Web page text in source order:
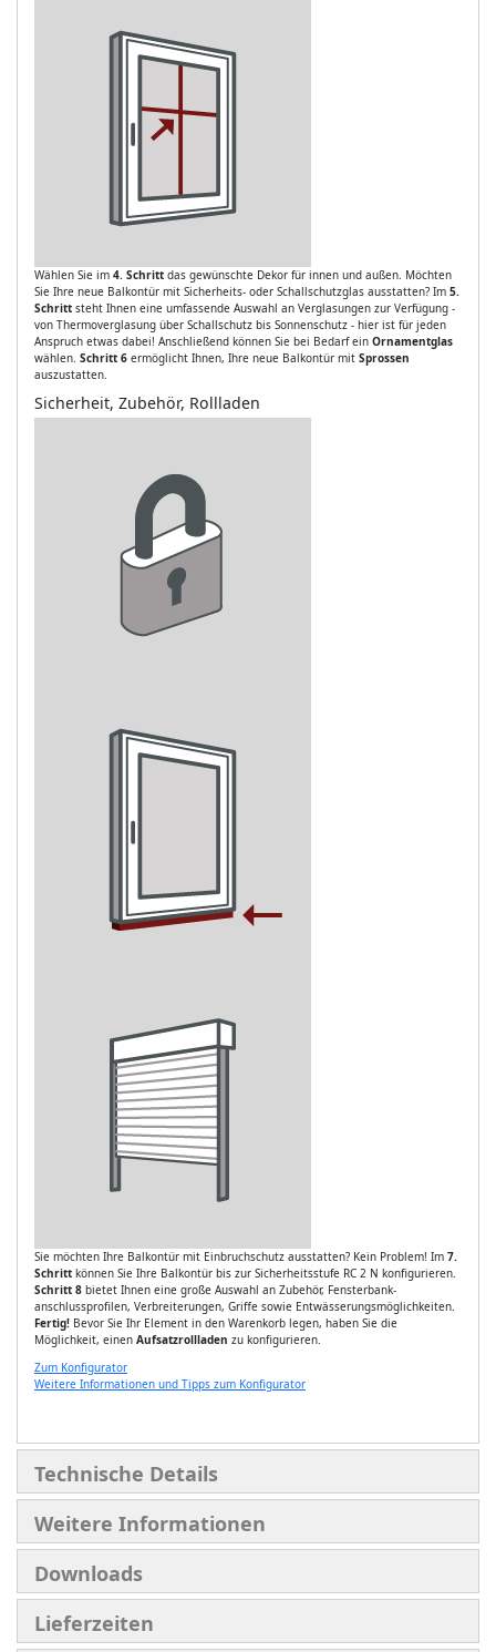
Wählen Sie im 4. Schritt das gewünschte Dekor für innen und außen. Möchten
Sie Ihre neue Balkontür mit Sicherheits- oder Schallschutzglas ausstatten? Im 5.
Schritt steht Ihnen eine umfassende Auswahl an Verglasungen zur Verfügung -
von Thermoverglasung über Schallschutz bis Sonnenschutz - hier ist für jeden
Anspruch etwas dabei! Anschließend können Sie bei Bedarf ein Ornamentglas
wählen. Schritt 6 ermöglicht Ihnen, Ihre neue Balkontür mit Sprossen
auszustatten.
Sicherheit, Zubehör, Rollladen
Sie möchten Ihre Balkontür mit Einbruchschutz ausstatten? Kein Problem! Im 7.
Schritt können Sie Ihre Balkontür bis zur Sicherheitsstufe RC 2 N konfigurieren.
Schritt 8 bietet Ihnen eine große Auswahl an Zubehör, Fensterbank-
anschlussprofilen, Verbreiterungen, Griffe sowie Entwässerungsmöglichkeiten.
Fertig! Bevor Sie Ihr Element in den Warenkorb legen, haben Sie die
Möglichkeit, einen Aufsatzrollladen zu konfigurieren.
Zum Konfigurator
Weitere Informationen und Tipps zum Konfigurator
Technische Details
Weitere Informationen
Downloads
Lieferzeiten